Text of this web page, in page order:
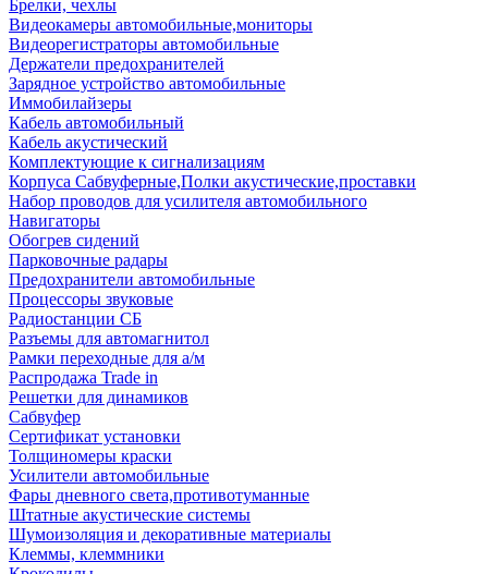
Брелки, чехлы
Видеокамеры автомобильные,мониторы
Видеорегистраторы автомобильные
Держатели предохранителей
Зарядное устройство автомобильные
Иммобилайзеры
Кабель автомобильный
Кабель акустический
Комплектующие к сигнализациям
Корпуса Сабвуферные,Полки акустические,проставки
Набор проводов для усилителя автомобильного
Навигаторы
Обогрев сидений
Парковочные радары
Предохранители автомобильные
Процессоры звуковые
Радиостанции СБ
Разъемы для автомагнитол
Рамки переходные для а/м
Распродажа Trade in
Решетки для динамиков
Сабвуфер
Сертификат установки
Толщиномеры краски
Усилители автомобильные
Фары дневного света,противотуманные
Штатные акустические системы
Шумоизоляция и декоративные материалы
Клеммы, клеммники